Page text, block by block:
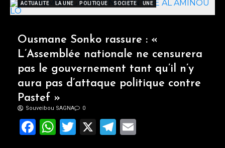
ACTUALITE LA UNE POLITIQUE SOCIETE UNE
Ousmane Sonko rassure : «
L’Assemblée nationale ne censurera
pas le gouvernement tant qu’il n’y
aura pas d’attaque politique contre
Pastef »
Souveibou SAGNA 0
Facebook
WhatsApp
Twitter
X Telegram